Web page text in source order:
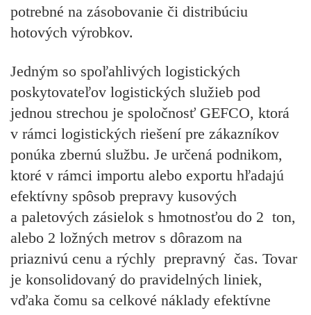
potrebné na zásobovanie či distribúciu
hotových výrobkov.
Jedným so spoľahlivých logistických
poskytovateľov logistických služieb pod
jednou strechou je spoločnosť GEFCO, ktorá
v rámci logistických riešení pre zákazníkov
ponúka zbernú službu. Je určená podnikom,
ktoré v rámci importu alebo exportu hľadajú
efektívny spôsob prepravy kusových
a paletových zásielok s hmotnosťou do 2 ton,
alebo 2 ložných metrov s dôrazom na
priaznivú cenu a rýchly prepravný čas. Tovar
je konsolidovaný do pravidelných liniek,
vďaka čomu sa celkové náklady efektívne